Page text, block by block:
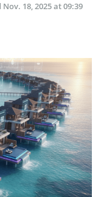
Nov. 18, 2025 at 09:39